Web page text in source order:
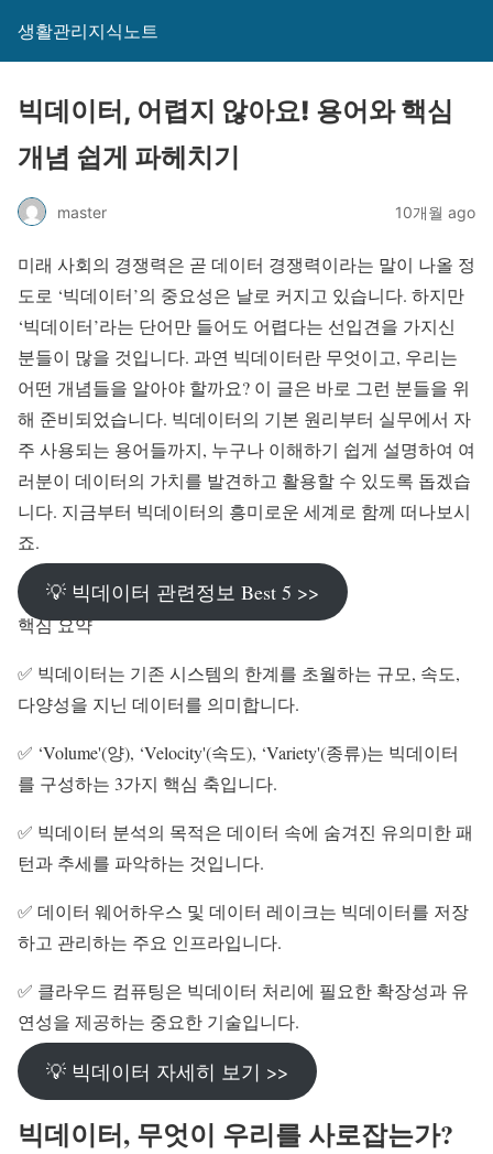
생활관리지식노트
빅데이터, 어렵지 않아요! 용어와 핵심
개념 쉽게 파헤치기
master 10개월 ago
미래 사회의 경쟁력은 곧 데이터 경쟁력이라는 말이 나올 정
도로 ‘빅데이터’의 중요성은 날로 커지고 있습니다. 하지만
‘빅데이터’라는 단어만 들어도 어렵다는 선입견을 가지신
분들이 많을 것입니다. 과연 빅데이터란 무엇이고, 우리는
어떤 개념들을 알아야 할까요? 이 글은 바로 그런 분들을 위
해 준비되었습니다. 빅데이터의 기본 원리부터 실무에서 자
주 사용되는 용어들까지, 누구나 이해하기 쉽게 설명하여 여
러분이 데이터의 가치를 발견하고 활용할 수 있도록 돕겠습
니다. 지금부터 빅데이터의 흥미로운 세계로 함께 떠나보시
죠.
💡 빅데이터 관련정보 Best 5 >>
핵심 요약
✅ 빅데이터는 기존 시스템의 한계를 초월하는 규모, 속도,
다양성을 지닌 데이터를 의미합니다.
✅ ‘Volume'(양), ‘Velocity'(속도), ‘Variety'(종류)는 빅데이터
를 구성하는 3가지 핵심 축입니다.
✅ 빅데이터 분석의 목적은 데이터 속에 숨겨진 유의미한 패
턴과 추세를 파악하는 것입니다.
✅ 데이터 웨어하우스 및 데이터 레이크는 빅데이터를 저장
하고 관리하는 주요 인프라입니다.
✅ 클라우드 컴퓨팅은 빅데이터 처리에 필요한 확장성과 유
연성을 제공하는 중요한 기술입니다.
💡 빅데이터 자세히 보기 >>
빅데이터, 무엇이 우리를 사로잡는가?